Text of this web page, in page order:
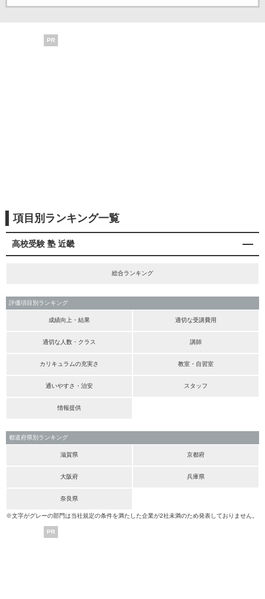
PR
項目別ランキング一覧
高校受験 塾 近畿
総合ランキング
評価項目別ランキング
成績向上・結果 適切な受講費用
適切な人数・クラス 講師
カリキュラムの充実さ 教室・自習室
通いやすさ・治安 スタッフ
情報提供
都道府県別ランキング
滋賀県 京都府
大阪府 兵庫県
奈良県
※文字がグレーの部門は当社規定の条件を満たした企業が2社未満のため発表しておりません。
PR